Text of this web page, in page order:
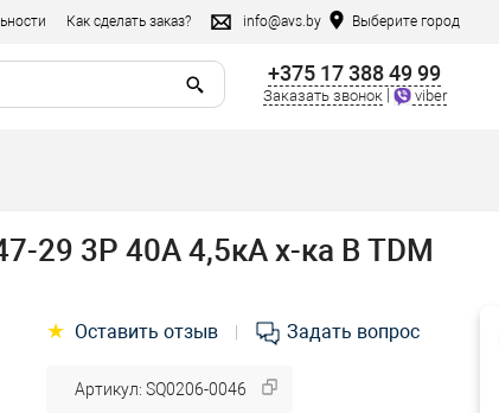
Как сделать заказ? info@avs.by Выберите город
+375 17 388 49 99
Заказать звонок viber
29 3Р 40А 4,5кА х-ка В TDM
★ Оставить отзыв Задать вопрос
Артикул: SQ0206-0046